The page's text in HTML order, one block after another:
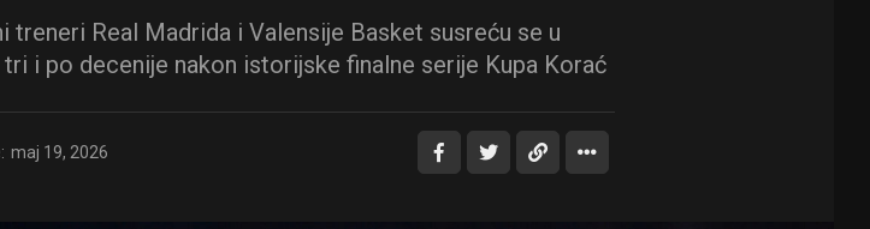
treneri Real Madrida i Valensije Basket susreću se u
tri i po decenije nakon istorijske finalne serije Kupa Korać
maj 19, 2026